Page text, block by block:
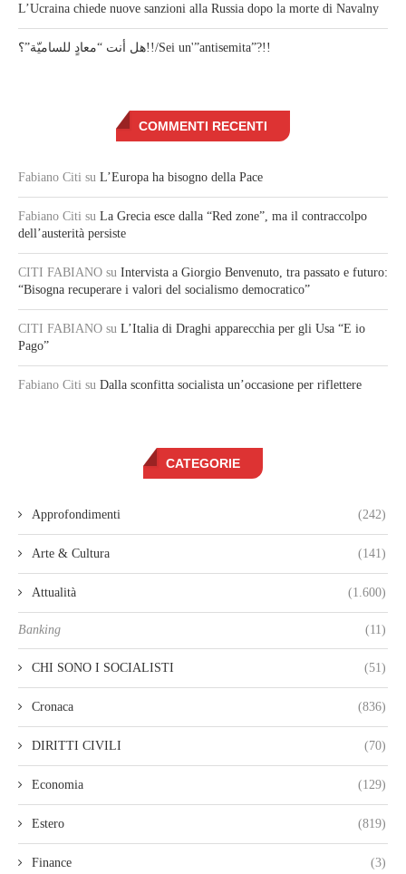
L’Ucraina chiede nuove sanzioni alla Russia dopo la morte di Navalny
هل أنت “معادٍ للساميّة”؟!!/Sei un'”antisemita”?!!
COMMENTI RECENTI
Fabiano Citi su L’Europa ha bisogno della Pace
Fabiano Citi su La Grecia esce dalla “Red zone”, ma il contraccolpo
dell’austerità persiste
CITI FABIANO su Intervista a Giorgio Benvenuto, tra passato e futuro:
“Bisogna recuperare i valori del socialismo democratico”
CITI FABIANO su L’Italia di Draghi apparecchia per gli Usa “E io
Pago”
Fabiano Citi su Dalla sconfitta socialista un’occasione per riflettere
CATEGORIE
Approfondimenti (242)
Arte & Cultura (141)
Attualità (1.600)
Banking (11)
CHI SONO I SOCIALISTI (51)
Cronaca (836)
DIRITTI CIVILI (70)
Economia (129)
Estero (819)
Finance (3)